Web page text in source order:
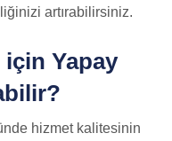
artırabilirsiniz.
Yapay
hizmet kalitesinin